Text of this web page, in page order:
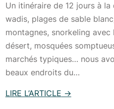
O
m
a
n
Un itinéraire de 12 jours à la
wadis, plages de sable
montagnes, snorkeling
désert, mosquées
marchés typiques… nous
beaux endroits du…
LIRE L’ARTICLE →